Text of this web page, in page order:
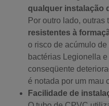
qualquer instalação
Por outro lado, outras
resistentes à
o risco de acúmulo
bactérias Legionella
conseqüente
é notada por um mau
Facilidade de